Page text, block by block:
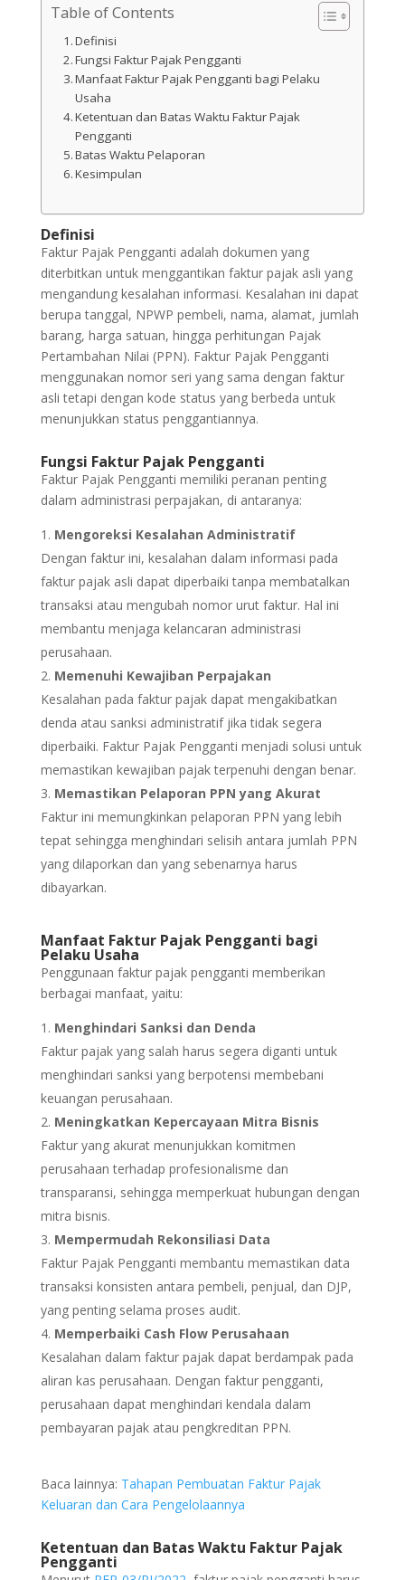
Table of Contents
Definisi
Fungsi Faktur Pajak Pengganti
Manfaat Faktur Pajak Pengganti bagi Pelaku
Usaha
Ketentuan dan Batas Waktu Faktur Pajak
Pengganti
Batas Waktu Pelaporan
Kesimpulan
Definisi
Faktur Pajak Pengganti adalah dokumen yang
diterbitkan untuk menggantikan faktur pajak asli yang
mengandung kesalahan informasi. Kesalahan ini dapat
berupa tanggal, NPWP pembeli, nama, alamat, jumlah
barang, harga satuan, hingga perhitungan Pajak
Pertambahan Nilai (PPN). Faktur Pajak Pengganti
menggunakan nomor seri yang sama dengan faktur
asli tetapi dengan kode status yang berbeda untuk
menunjukkan status penggantiannya.
Fungsi Faktur Pajak Pengganti
Faktur Pajak Pengganti memiliki peranan penting
dalam administrasi perpajakan, di antaranya:
Mengoreksi Kesalahan Administratif
Dengan faktur ini, kesalahan dalam informasi pada
faktur pajak asli dapat diperbaiki tanpa membatalkan
transaksi atau mengubah nomor urut faktur. Hal ini
membantu menjaga kelancaran administrasi
perusahaan.
Memenuhi Kewajiban Perpajakan
Kesalahan pada faktur pajak dapat mengakibatkan
denda atau sanksi administratif jika tidak segera
diperbaiki. Faktur Pajak Pengganti menjadi solusi untuk
memastikan kewajiban pajak terpenuhi dengan benar.
Memastikan Pelaporan PPN yang Akurat
Faktur ini memungkinkan pelaporan PPN yang lebih
tepat sehingga menghindari selisih antara jumlah PPN
yang dilaporkan dan yang sebenarnya harus
dibayarkan.
Manfaat Faktur Pajak Pengganti bagi
Pelaku Usaha
Penggunaan faktur pajak pengganti memberikan
berbagai manfaat, yaitu:
Menghindari Sanksi dan Denda
Faktur pajak yang salah harus segera diganti untuk
menghindari sanksi yang berpotensi membebani
keuangan perusahaan.
Meningkatkan Kepercayaan Mitra Bisnis
Faktur yang akurat menunjukkan komitmen
perusahaan terhadap profesionalisme dan
transparansi, sehingga memperkuat hubungan dengan
mitra bisnis.
Mempermudah Rekonsiliasi Data
Faktur Pajak Pengganti membantu memastikan data
transaksi konsisten antara pembeli, penjual, dan DJP,
yang penting selama proses audit.
Memperbaiki Cash Flow Perusahaan
Kesalahan dalam faktur pajak dapat berdampak pada
aliran kas perusahaan. Dengan faktur pengganti,
perusahaan dapat menghindari kendala dalam
pembayaran pajak atau pengkreditan PPN.
Baca lainnya: Tahapan Pembuatan Faktur Pajak
Keluaran dan Cara Pengelolaannya
Ketentuan dan Batas Waktu Faktur Pajak
Pengganti